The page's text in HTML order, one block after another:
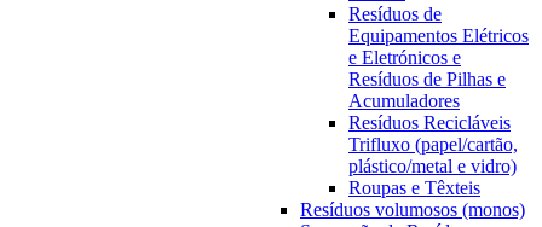
Resíduos de
Equipamentos Elétricos
e Eletrónicos e
Resíduos de Pilhas e
Acumuladores
Resíduos Recicláveis
Trifluxo (papel/cartão,
plástico/metal e vidro)
Roupas e Têxteis
Resíduos volumosos (monos)